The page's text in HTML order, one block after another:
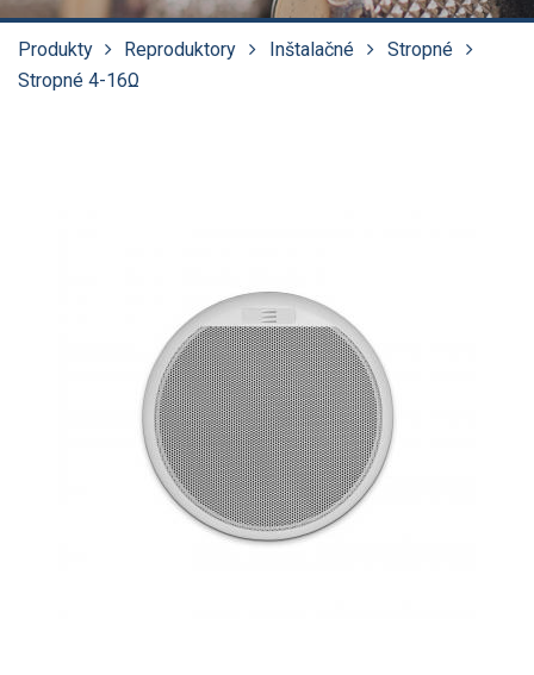
Produkty Reproduktory Inštalačné
Stropné
Stropné 4-16Ω